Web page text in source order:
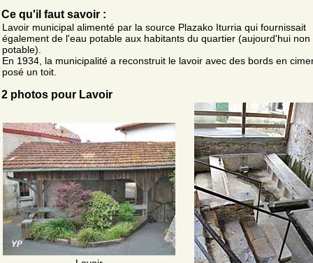
Ce qu'il faut savoir :
Lavoir municipal alimenté par la source Plazako Iturria qui fournissait
également de l'eau potable aux habitants du quartier (aujourd'hui non
potable).
En 1934, la municipalité a reconstruit le lavoir avec des bords en
posé un toit.
2 photos pour Lavoir